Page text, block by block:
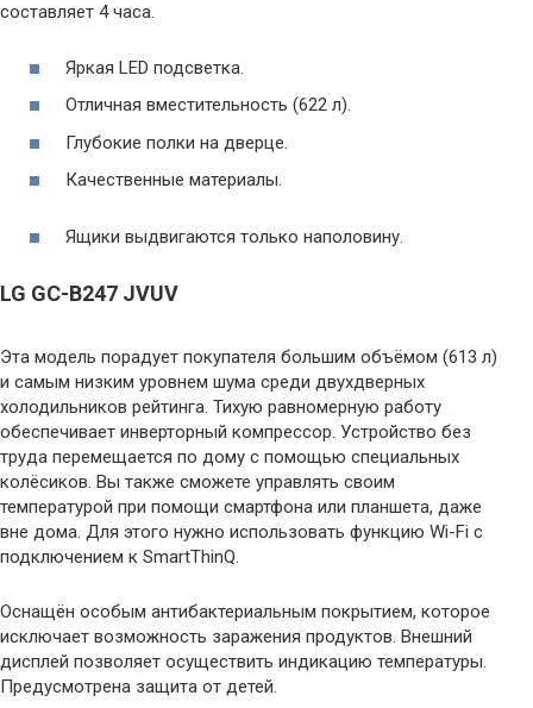
составляет 4 часа.
Яркая LED подсветка.
Отличная вместительность (622 л).
Глубокие полки на дверце.
Качественные материалы.
Ящики выдвигаются только наполовину.
LG GC-B247 JVUV
Эта модель порадует покупателя большим объёмом (613 л)
и самым низким уровнем шума среди двухдверных
холодильников рейтинга. Тихую равномерную работу
обеспечивает инверторный компрессор. Устройство без
труда перемещается по дому с помощью специальных
колёсиков. Вы также сможете управлять своим
температурой при помощи смартфона или планшета, даже
вне дома. Для этого нужно использовать функцию Wi-Fi c
подключением к SmartThinQ.
Оснащён особым антибактериальным покрытием, которое
исключает возможность заражения продуктов. Внешний
дисплей позволяет осуществить индикацию температуры.
Предусмотрена защита от детей.